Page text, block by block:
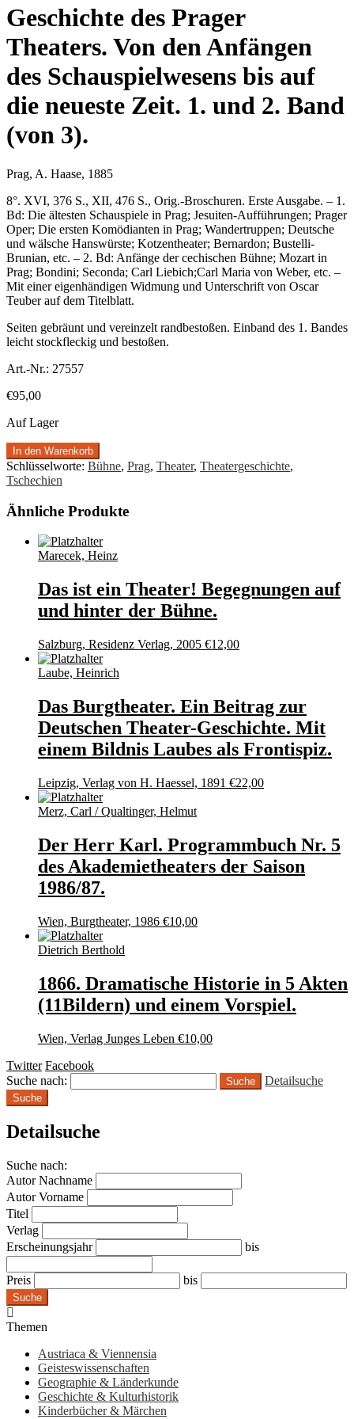
Geschichte des Prager
Theaters. Von den Anfängen
des Schauspielwesens bis auf
die neueste Zeit. 1. und 2. Band
(von 3).
Prag, A. Haase, 1885
8°. XVI, 376 S., XII, 476 S., Orig.-Broschuren. Erste Ausgabe. – 1.
Bd: Die ältesten Schauspiele in Prag; Jesuiten-Aufführungen; Prager
Oper; Die ersten Komödianten in Prag; Wandertruppen; Deutsche
und wälsche Hanswürste; Kotzentheater; Bernardon; Bustelli-
Brunian, etc. – 2. Bd: Anfänge der cechischen Bühne; Mozart in
Prag; Bondini; Seconda; Carl Liebich;Carl Maria von Weber, etc. –
Mit einer eigenhändigen Widmung und Unterschrift von Oscar
Teuber auf dem Titelblatt.
Seiten gebräunt und vereinzelt randbestoßen. Einband des 1. Bandes
leicht stockfleckig und bestoßen.
Art.-Nr.: 27557
€95,00
Auf Lager
In den Warenkorb
Schlüsselworte: Bühne, Prag, Theater, Theatergeschichte,
Tschechien
Ähnliche Produkte
Marecek, Heinz
Das ist ein Theater! Begegnungen auf
und hinter der Bühne.
Salzburg, Residenz Verlag, 2005 €12,00
Laube, Heinrich
Das Burgtheater. Ein Beitrag zur
Deutschen Theater-Geschichte. Mit
einem Bildnis Laubes als Frontispiz.
Leipzig, Verlag von H. Haessel, 1891 €22,00
Merz, Carl / Qualtinger, Helmut
Der Herr Karl. Programmbuch Nr. 5
des Akademietheaters der Saison
1986/87.
Wien, Burgtheater, 1986 €10,00
Dietrich Berthold
1866. Dramatische Historie in 5 Akten
(11Bildern) und einem Vorspiel.
Wien, Verlag Junges Leben €10,00
Twitter Facebook
Suche nach:
Detailsuche
Suche
Detailsuche
Suche nach:
Autor Nachname
Autor Vorname
Titel
Verlag
Erscheinungsjahr
bis
Preis bis
Suche
Themen
Austriaca & Viennensia
Geisteswissenschaften
Geographie & Länderkunde
Geschichte & Kulturhistorik
Kinderbücher & Märchen